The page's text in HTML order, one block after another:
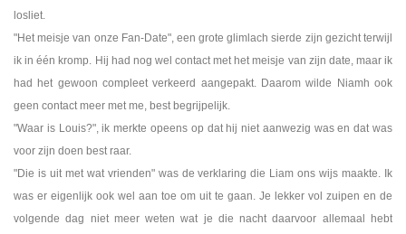
losliet.
"Het meisje van onze Fan-Date", een grote glimlach sierde zijn gezicht terwijl
ik in één kromp. Hij had nog wel contact met het meisje van zijn date, maar ik
had het gewoon compleet verkeerd aangepakt. Daarom wilde Niamh ook
geen contact meer met me, best begrijpelijk.
"Waar is Louis?", ik merkte opeens op dat hij niet aanwezig was en dat was
voor zijn doen best raar.
"Die is uit met wat vrienden" was de verklaring die Liam ons wijs maakte. Ik
was er eigenlijk ook wel aan toe om uit te gaan. Je lekker vol zuipen en de
volgende dag niet meer weten wat je die nacht daarvoor allemaal hebt